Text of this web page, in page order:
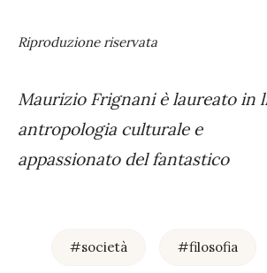
Riproduzione riservata
Maurizio Frignani è laureato in
antropologia culturale e
appassionato del fantastico
#società #filosofia